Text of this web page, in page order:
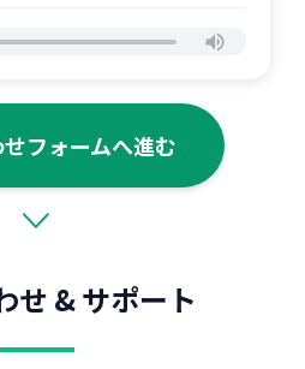
フォームへ進む
せ & サポート